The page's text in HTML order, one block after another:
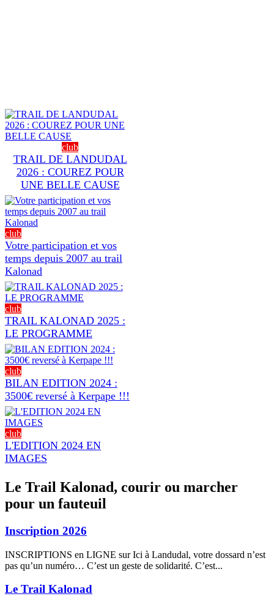
club
TRAIL DE LANDUDAL
2026 : COUREZ POUR
UNE BELLE CAUSE
club
Votre participation et vos
temps depuis 2007 au trail
Kalonad
club
TRAIL KALONAD 2025 :
LE PROGRAMME
club
BILAN EDITION 2024 :
3500€ reversé à Kerpape !!!
club
L'EDITION 2024 EN
IMAGES
Le Trail Kalonad, courir ou marcher
pour un fauteuil
Inscription 2026
INSCRIPTIONS en LIGNE sur Ici à Landudal, votre dossard n’est
pas qu’un numéro… C’est un geste de solidarité. C’est...
Le Trail Kalonad